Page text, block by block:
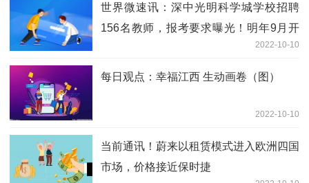
世界微速讯：深中光明科学城学校招聘
156名教师，报考要求曝光！明年9月开
2022-10-10
每日观点：幸福江西 生动画卷（图）
2022-10-10
当前通讯！蔚来以租赁模式进入欧洲四国
市场，价格接近保时捷